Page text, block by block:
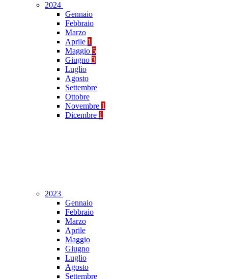
2024
Gennaio
Febbraio
Marzo
Aprile 1
Maggio 5
Giugno 3
Luglio
Agosto
Settembre
Ottobre
Novembre 1
Dicembre 1
2023
Gennaio
Febbraio
Marzo
Aprile
Maggio
Giugno
Luglio
Agosto
Settembre